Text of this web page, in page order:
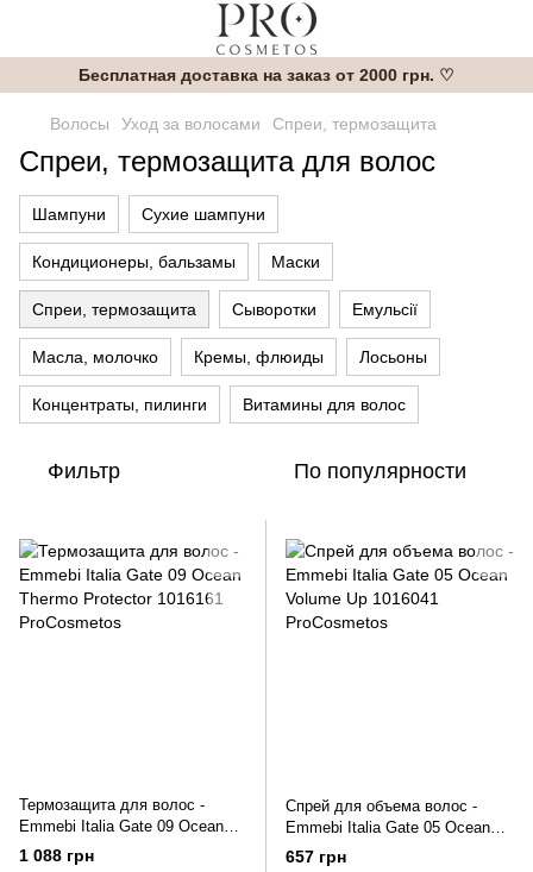
Бесплатная доставка на заказ от 2000 грн. ♡
Волосы Уход за волосами Спреи, термозащита
Спреи, термозащита для волос
Шампуни Сухие шампуни
Кондиционеры, бальзамы Маски
Спреи, термозащита Сыворотки Емульсії
Масла, молочко Кремы, флюиды Лосьоны
Концентраты, пилинги Витамины для волос
Фильтр По популярности
Термозащита для волос -
Emmebi Italia Gate 09 Ocean
Thermo Protector, 150ml
1 088 грн
Спрей для объема волос -
Emmebi Italia Gate 05 Ocean
Volume Up, 200 ml
657 грн